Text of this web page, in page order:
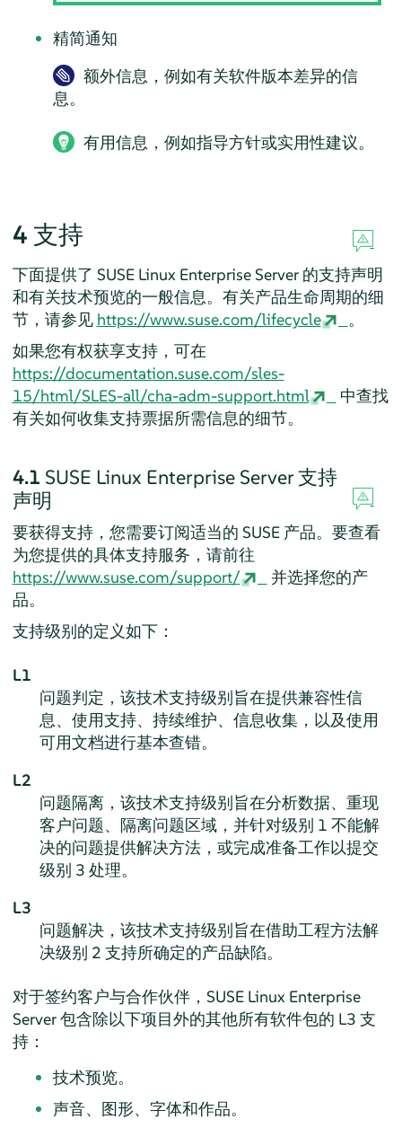
精简通知
额外信息，例如有关软件版本差异的信
息。
有用信息，例如指导方针或实用性建议。
4 支持
下面提供了 SUSE Linux Enterprise Server的支持声明
和有关技术预览的一般信息。有关产品生命周期的细
节，请参见 https://www.suse.com/lifecycle
。
如果您有权获享支持，可在
https://documentation.suse.com/sles-
15/html/SLES-all/cha-adm-support.html
中查找
有关如何收集支持票据所需信息的细节。
4.1 SUSE Linux Enterprise Server支持
声明
要获得支持，您需要订阅适当的 SUSE 产品。要查看
为您提供的具体支持服务，请前往
https://www.suse.com/support/
并选择您的产
品。
支持级别的定义如下：
L1
问题判定，该技术支持级别旨在提供兼容性信
息、使用支持、持续维护、信息收集，以及使用
可用文档进行基本查错。
L2
问题隔离，该技术支持级别旨在分析数据、重现
客户问题、隔离问题区域，并针对级别 1 不能解
决的问题提供解决方法，或完成准备工作以提交
级别 3 处理。
L3
问题解决，该技术支持级别旨在借助工程方法解
决级别 2 支持所确定的产品缺陷。
对于签约客户与合作伙伴， SUSE Linux Enterprise
Server包含除以下项目外的其他所有软件包的 L3 支
持：
技术预览。
声音、图形、字体和作品。